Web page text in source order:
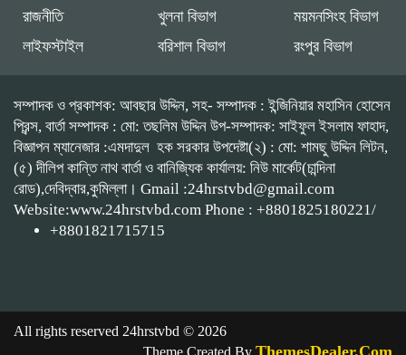
রাজনীতি
লাইফস্টাইল
খুলনা বিভাগ
বরিশাল বিভাগ
ময়মনসিংহ বিভাগ
রংপুর বিভাগ
সম্পাদক ও প্রকাশক: আবছার উদ্দিন, সহ- সম্পাদক : ইন্জিনিয়ার মহাসিন হোসেন
প্রিন্স, বার্তা সম্পাদক : মো: তছলিম উদ্দিন উপ-সম্পাদক: সাইফুল ইসলাম ফাহাদ,
বিজ্ঞাপন ম্যানেজার :এমদাদুল হক সরকার উপদেষ্টা(২) : মো: শামছু উদ্দিন লিটন,
(৫) দীলিপ কান্তি নাথ বার্তা ও বানিজ্যিক কার্যালয়: নিউ মার্কেট(চান্দিনা
রোড),দেবিদ্বার,কুমিল্লা। Gmail :24hrstvbd@gmail.com
Website:www.24hrstvbd.com Phone : +8801825180221/
+8801821715715
All rights reserved 24hrstvbd © 2026